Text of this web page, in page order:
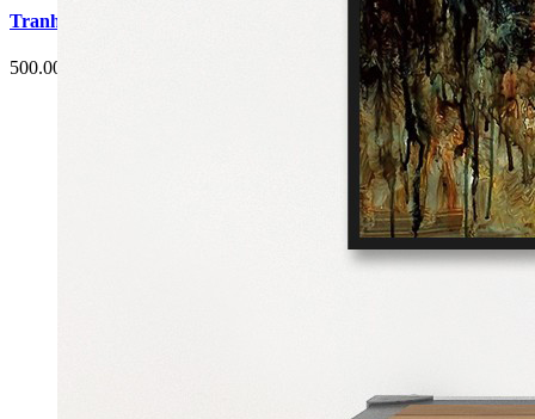
Tranh Cá Chép Hoa Sen Phòng Ăn G3
500.000 đ